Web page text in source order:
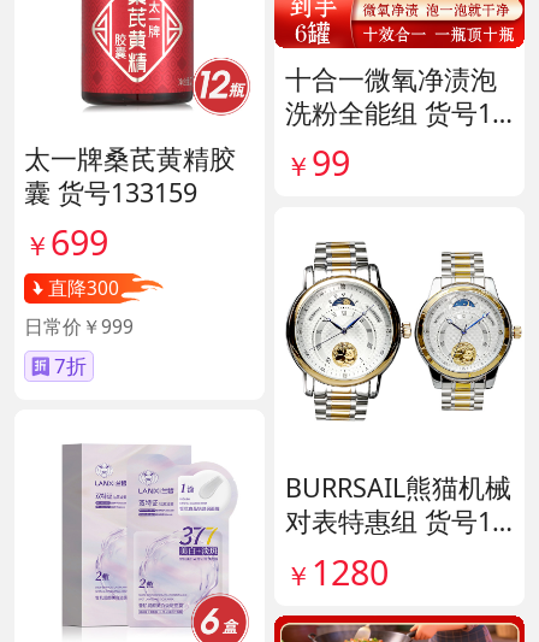
太一牌桑芪黄精胶
囊 货号133159
￥ 699
直降300
日常价￥999
7折
十合一微氧净渍泡
洗粉全能组 货号14
1926
￥ 99
BURRSAIL熊猫机械
对表特惠组 货号13
9796
￥ 1280